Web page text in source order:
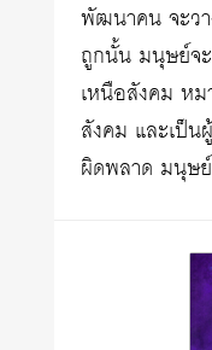
พัฒนาคน จะว
ถูกนั้น มนุษย์จ
เหนือสังคม หม
สังคม และเป็
ผิดพลาด มนุษ